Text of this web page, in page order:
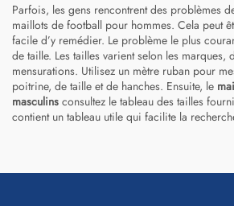
Parfois, les gens rencontrent des problèmes
maillots de football pour hommes. Cela peut
facile d’y remédier. Le problème le plus
de taille. Les tailles varient selon les marques,
mensurations. Utilisez un mètre ruban pour
poitrine, de taille et de hanches. Ensuite, le
masculins consultez le tableau des tailles
contient un tableau utile qui facilite la